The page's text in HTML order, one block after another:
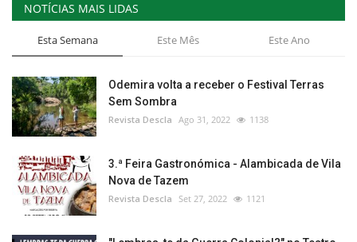
NOTÍCIAS MAIS LIDAS
Esta Semana Este Mês Este Ano
Odemira volta a receber o Festival Terras
Sem Sombra
Revista Descla Ago 31, 2022 1138
3.ª Feira Gastronómica - Alambicada de Vila
Nova de Tazem
Revista Descla Set 27, 2022 1121